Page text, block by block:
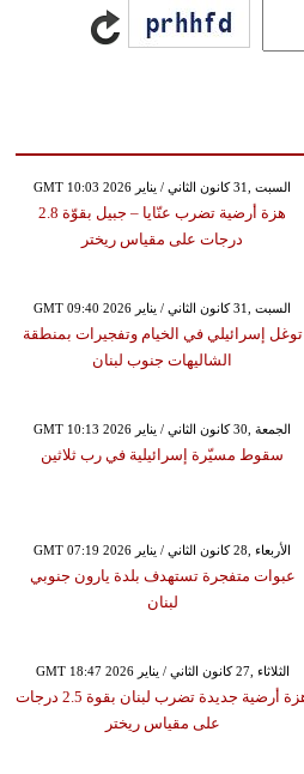
GMT 10:03 2026 السبت ,31 كانون الثاني / يناير
هزة أرضية تضرب عنّايا – جبيل بقوّة 2.8
درجات على مقياس ريختر
GMT 09:40 2026 السبت ,31 كانون الثاني / يناير
توغل إسرائيلي في الخيام وتفجيرات بمنطقة
الشاليهات جنوب لبنان
GMT 10:13 2026 الجمعة ,30 كانون الثاني / يناير
سقوط مسيّرة إسرائيلية في رب ثلاثين
GMT 07:19 2026 الأربعاء ,28 كانون الثاني / يناير
عبوات متفجرة تستهدف بلدة يارون جنوبي
لبنان
GMT 18:47 2026 الثلاثاء ,27 كانون الثاني / يناير
هزة أرضية جديدة تضرب لبنان بقوة 2.5 درجات
على مقياس ريختر